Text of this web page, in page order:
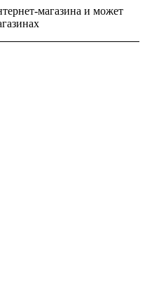
магазина и может